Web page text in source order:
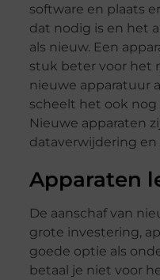
software en plaats
dat nodig is en het
als nieuw. Een
stuk beter voor het
nieuwe apparatuur
scheelt het ook nog
Nieuwe apparaten
dataverwijdering en
Apparaten
De aanschaf van
grote investering,
goede optie als
betaal je niet voor